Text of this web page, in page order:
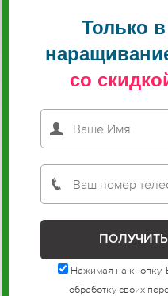
Только в
со
Нажимая на кнопку,
обработку своих